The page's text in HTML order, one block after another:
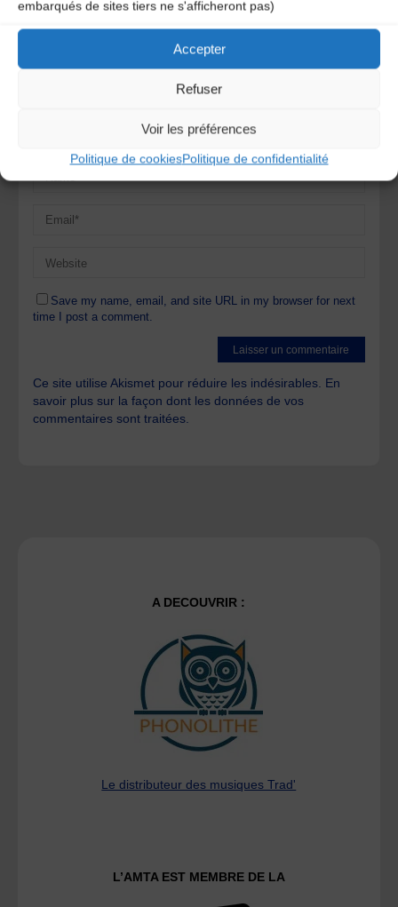
embarqués de sites tiers ne s'afficheront pas)
Accepter
Refuser
Voir les préférences
Politique de cookiesPolitique de confidentialité
Save my name, email, and site URL in my browser for next
time I post a comment.
Ce site utilise Akismet pour réduire les indésirables. En
savoir plus sur la façon dont les données de vos
commentaires sont traitées
A DECOUVRIR :
Le distributeur des musiques Trad'
L’AMTA EST MEMBRE DE LA